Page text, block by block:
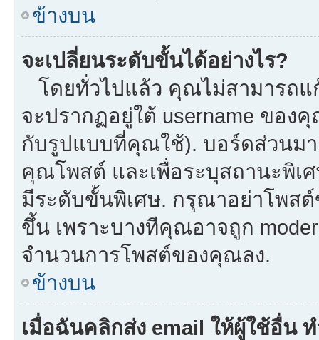
ข้างบน
จะเปลี่ยนระดับขั้นได้อย่างไร?
โดยทั่วไปแล้ว คุณไม่สามารถ
จะปรากฏอยู่ใต้ username ขอ
กับรูปแบบที่คุณใช้). บอร์ดส่วนม
คุณโพสต์ และเพื่อระบุสถานะพิเศ
มีระดับขั้นพิเศษ. กรุณาอย่าโพส
ขึ้น เพราะบางทีคุณอาจถูก
จำนวนการโพสต์ของคุณลง.
ข้างบน
เมื่อฉันคลิกส่ง email ให้ผู้ใช้อื่น